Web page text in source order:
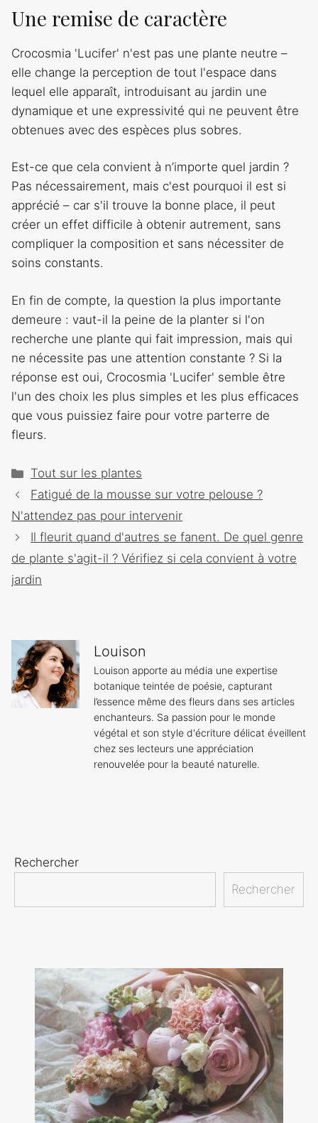
Une remise de caractère
Crocosmia 'Lucifer' n'est pas une plante neutre –
elle change la perception de tout l'espace dans
lequel elle apparaît, introduisant au jardin une
dynamique et une expressivité qui ne peuvent être
obtenues avec des espèces plus sobres.
Est-ce que cela convient à n’importe quel jardin ?
Pas nécessairement, mais c'est pourquoi il est si
apprécié – car s'il trouve la bonne place, il peut
créer un effet difficile à obtenir autrement, sans
compliquer la composition et sans nécessiter de
soins constants.
En fin de compte, la question la plus importante
demeure : vaut-il la peine de la planter si l'on
recherche une plante qui fait impression, mais qui
ne nécessite pas une attention constante ? Si la
réponse est oui, Crocosmia 'Lucifer' semble être
l'un des choix les plus simples et les plus efficaces
que vous puissiez faire pour votre parterre de
fleurs.
Catégories
Tout sur les plantes
Navigation
des
Fatigué de la mousse sur votre pelouse ?
N'attendez pas pour intervenir
Il fleurit quand d'autres se fanent. De quel genre
de plante s'agit-il ? Vérifiez si cela convient à votre
jardin
Louison
Louison apporte au média une expertise
botanique teintée de poésie, capturant
l’essence même des fleurs dans ses articles
enchanteurs. Sa passion pour le monde
végétal et son style d'écriture délicat éveillent
chez ses lecteurs une appréciation
renouvelée pour la beauté naturelle.
Rechercher
Rechercher